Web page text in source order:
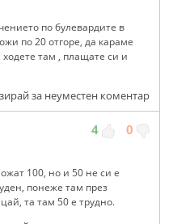
по булевардите в
по 20 отгоре, да караме
там , плащате си и
за неуместен коментар
4 0
100, но и 50 не си е
понеже там през
та там 50 е трудно.